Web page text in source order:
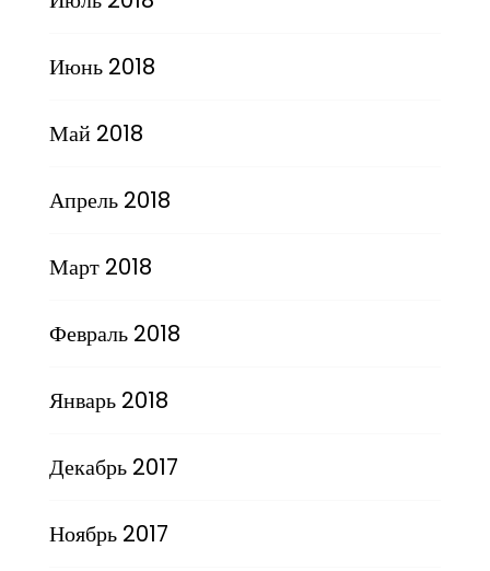
Июнь 2018
Май 2018
Апрель 2018
Март 2018
Февраль 2018
Январь 2018
Декабрь 2017
Ноябрь 2017